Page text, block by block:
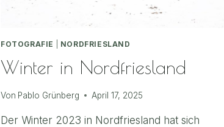
FOTOGRAFIE NORDFRIESLAND
Winter in Nordfriesland
Von Pablo Grünberg April 17, 2025
Der Winter 2023 in Nordfriesland hat sich